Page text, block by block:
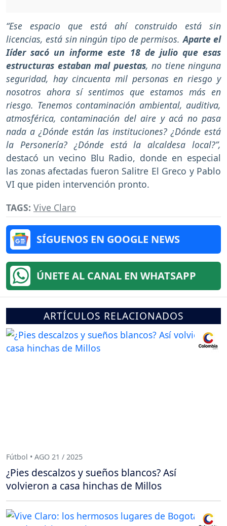
“Ese espacio que está ahí construido está sin
licencias, está sin ningún tipo de permisos.Aparte el
Iíder sacó un informe este 18 de julio que esas
estructuras estaban mal puestas, no tiene ninguna
seguridad, hay cincuenta mil personas en riesgo y
nosotros ahora sí sentimos que estamos más en
riesgo. Tenemos contaminación ambiental, auditiva,
atmosférica, contaminación del aire y acá no pasa
nada a ¿Dónde están las instituciones? ¿Dónde está
la Personería? ¿Dónde está la alcaldesa local?”,
destacó un vecino Blu Radio, donde en especial
las zonas afectadas fueron Salitre El Greco y Pablo
VI que piden intervención pronto.
TAGS: Vive Claro
SÍGUENOS EN GOOGLE NEWS
ÚNETE AL CANAL EN WHATSAPP
ARTÍCULOS RELACIONADOS
Fútbol • AGO 21 / 2025
¿Pies descalzos y sueños blancos? Así
volvieron a casa hinchas de Millos